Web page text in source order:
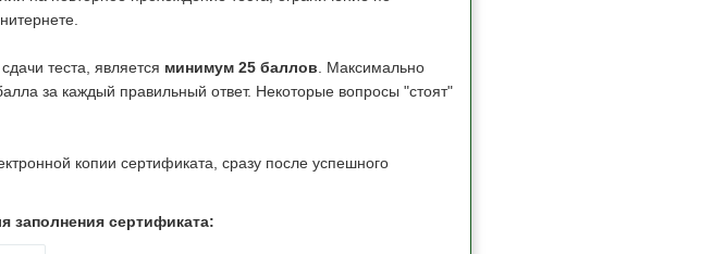
теста, является минимум 25 баллов . Максимально
за каждый правильный ответ. Некоторые вопросы "стоят"
копии сертификата, сразу после успешного
заполнения сертификата: